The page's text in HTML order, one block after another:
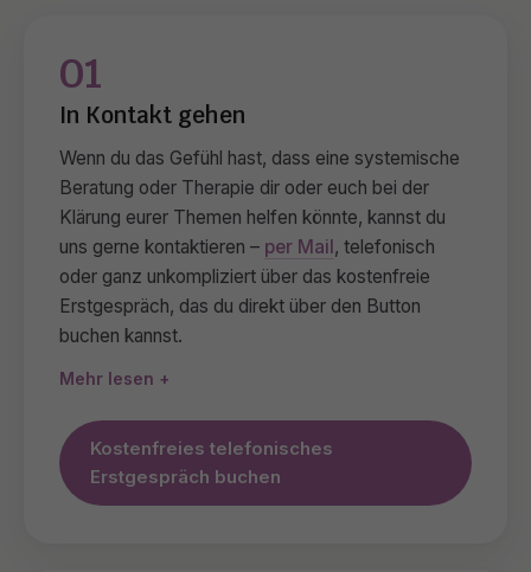
01
In Kontakt gehen
Wenn du das Gefühl hast, dass eine systemische
Beratung oder Therapie dir oder euch bei der
Klärung eurer Themen helfen könnte, kannst du
uns gerne kontaktieren – per Mail , telefonisch
oder ganz unkompliziert über das kostenfreie
Erstgespräch, das du direkt über den Button
buchen kannst.
Mehr lesen
Kostenfreies telefonisches
Erstgespräch buchen